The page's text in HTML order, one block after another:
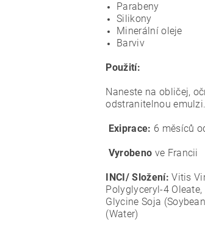
Parabeny
Silikony
Minerální oleje
Barviv
Použití:
Naneste na obličej,
odstranitelnou
Exiprace: 6 měsíců
Vyrobeno ve Francii
INCI/ Složení:Vitis
Polyglyceryl-4
Glycine Soja
(Water)